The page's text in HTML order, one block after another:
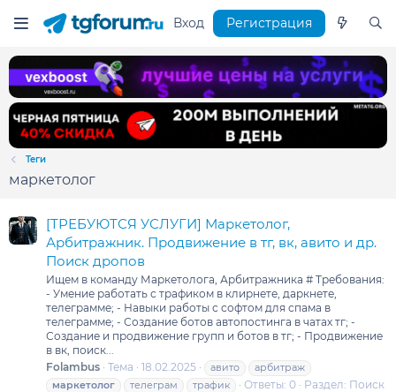
Вход Регистрация
Теги
маркетолог
[ТРЕБУЮТСЯ УСЛУГИ] Маркетолог,
Арбитражник. Продвижение в тг, вк, авито и др.
Поиск дропов
Ищем в команду Маркетолога, Арбитражника # Требования:
- Умение работать с трафиком в клирнете, даркнете,
телеграмме; - Навыки работы с софтом для спама в
телеграмме; - Создание ботов автопостинга в чатах тг; -
Создание и продвижение групп и ботов в тг; - Продвижение
в вк, поиск...
Folambus Тема 18.02.2025 авито
арбитраж
маркетолог
телеграм трафик Ответы: 0 Раздел: Поиск